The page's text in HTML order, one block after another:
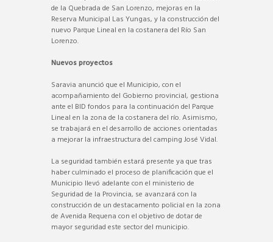
de la Quebrada de San Lorenzo, mejoras en la
Reserva Municipal Las Yungas, y la construcción del
nuevo Parque Lineal en la costanera del Río San
Lorenzo.
Nuevos proyectos
Saravia anunció que el Municipio, con el
acompañamiento del Gobierno provincial, gestiona
ante el BID fondos para la continuación del Parque
Lineal en la zona de la costanera del río. Asimismo,
se trabajará en el desarrollo de acciones orientadas
a mejorar la infraestructura del camping José Vidal.
La seguridad también estará presente ya que tras
haber culminado el proceso de planificación que el
Municipio llevó adelante con el ministerio de
Seguridad de la Provincia, se avanzará con la
construcción de un destacamento policial en la zona
de Avenida Requena con el objetivo de dotar de
mayor seguridad este sector del municipio.